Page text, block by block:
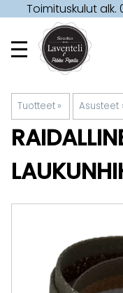
Toimituskulut alk.
Tuotteet ‪» Asusteet